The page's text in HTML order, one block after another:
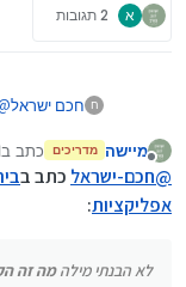
א 2 תגובות
ח חכם ישראל
מנותק
מיישה מדריכים כתב ב
@חכם-ישראל כתב ב
אפליקציות:
לא הבנתי מילהמה זה